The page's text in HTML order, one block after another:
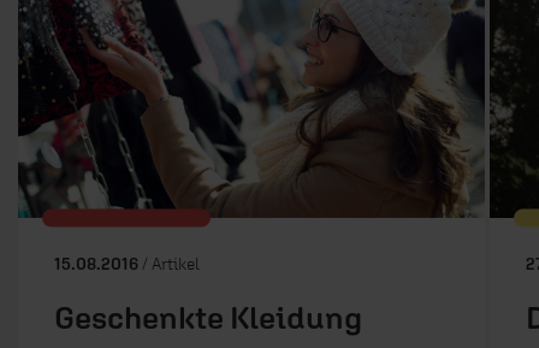
15.08.2016 / Artikel
Geschenkte Kleidung